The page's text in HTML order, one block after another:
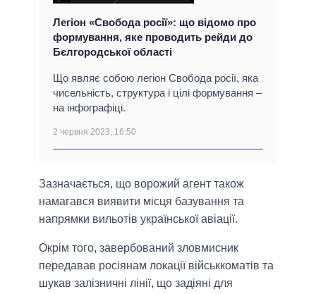
Легіон «Свобода росії»: що відомо про
формування, яке проводить рейди до
Бєлгородської області
Що являє собою легіон Свобода росії, яка
чисельність, структура і цілі формування –
на інфографіці.
2 червня 2023, 16:50
Зазначається, що ворожий агент також
намагався виявити місця базування та
напрямки вильотів української авіації.
Окрім того, завербований зловмисник
передавав росіянам локації військкоматів та
шукав залізничні лінії, що задіяні для